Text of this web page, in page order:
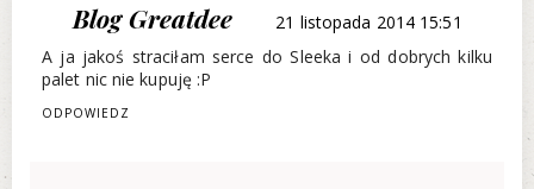
Blog Greatdee
21 listopada 2014 15:51
A ja jakoś straciłam serce do Sleeka i od dobrych kilku
palet nic nie kupuję :P
ODPOWIEDZ